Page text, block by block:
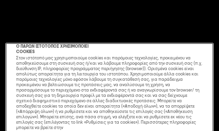
Ο ΠΑΡΩΝ ΙΣΤΟΤΟΠΟΣ ΧΡΗΣΙΜΟΠΟΙΕΙ
COOKIES
Στον ιστότοπό μας χρησιμοποιούμε cookies και παρόμοιες τεχνολογίες, προκειμένου να
αποθηκεύσουμε στη συσκευή σας ή/και να λάβουμε πληροφορίες από την συσκευή σας (π.χ.
διεύθυνση IP, πληροφορίες προγράμματος περιήγησης (browser)). Ορισμένα cookies είναι
απολύτως απαραίτητα για τη λειτουργία του ιστοτόπου. Χρησιμοποιούμε άλλα cookies και
παρόμοιες τεχνολογίες μόνο εφόσον λάβουμε τη συγκατάθεσή σας, για παράδειγμα
προκειμένου να βελτιώσουμε τις προτάσεις μας, να αναλύσουμε τη χρήση, να
προσαρμόσουμε το περιεχόμενο στα ενδιαφέροντά σας ή να αναγνωρίσουμε τον browser/ τη
συσκευή σας για τη δημιουργία προφίλ με τα ενδιαφέροντά σας και να σας δείχνουμε
σχετικό διαφημιστικό περιεχόμενο σε άλλες διαδικτυακές προτάσεις. Μπορείτε να
αποδεχθείτε cookies τα οποία δεν είναι απαραίτητα («Αποδοχή όλων»), να τα απορρίψετε
(«Απόρριψη όλων») ή να ρυθμίσετε και να αποθηκεύσετε τις επιλογές σας («Αποθήκευση
επιλογών»). Μπορείτε επίσης, ανά πάσα στιγμή, να ελέγξετε και να ρυθμίσετε εκ νέου τις
επιλογές σας (επιλέγοντας το link «Ρυθμίσεις για τα cookies»). Περισσότερες πληροφορίες
μπορείτε να βρείτε στην